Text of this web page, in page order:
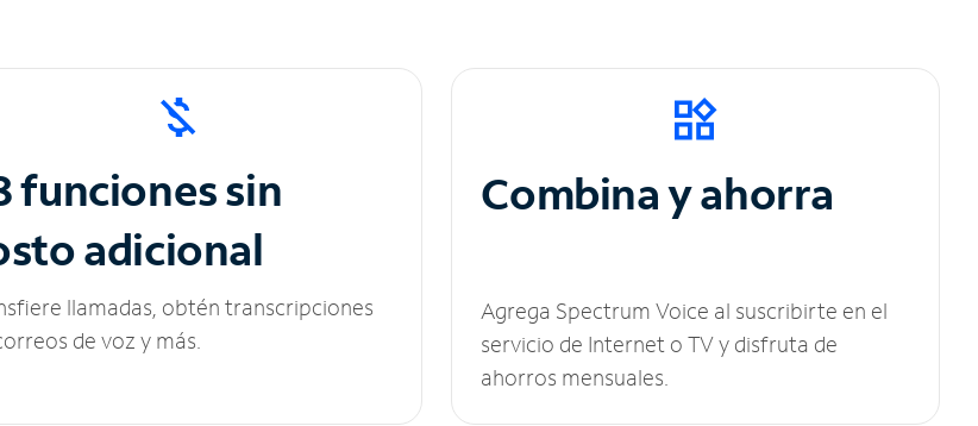
funciones sin
adicional
llamadas, obtén transcripciones
de voz y más.
Combina y ahorra
Agrega Spectrum Voice al suscribirte en el
servicio de Internet o TV y disfruta de
ahorros mensuales.